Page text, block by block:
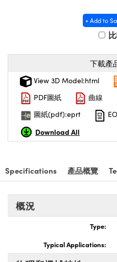
Direct Microscopes | 袖珍顯微鏡
Gratings™
Components | SCHOTT 光
(UFI)
+ Add to
下載產
View 3D Model:html
PDF圖紙
曲線
圖紙(pdf):eprt
Download All
Specifications 產品概覽
概況
Type:
Typical Applications: